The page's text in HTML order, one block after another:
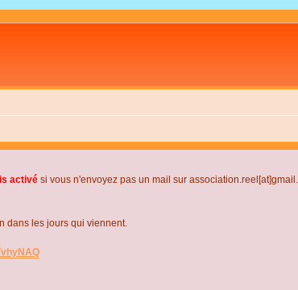
activé si vous n'envoyez pas un mail sur
dans les jours qui viennent.